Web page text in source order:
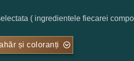
( ingredientele fiecarei
și coloranți